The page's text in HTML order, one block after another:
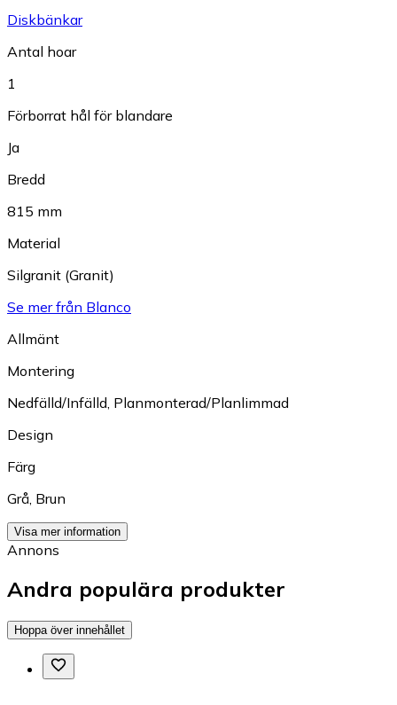
Diskbänkar
Antal hoar
1
Förborrat hål för blandare
Ja
Bredd
815 mm
Material
Silgranit (Granit)
Se mer från Blanco
Allmänt
Montering
Nedfälld/Infälld Planmonterad/Planlimmad
Design
Färg
Grå Brun
Visa mer information
Annons
Andra populära produkter
Hoppa över innehållet